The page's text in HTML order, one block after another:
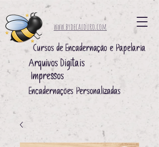
www.bydecauduro.com
Cursos de Encadernação e Papelaria
Arquivos Digitais ​
Impressos ​
Encadernações Personalizadas